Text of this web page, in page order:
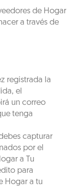
de Hogar
a través de
registrada la
el
un correo
tenga
capturar
por el
a Tu
para
Hogar a tu